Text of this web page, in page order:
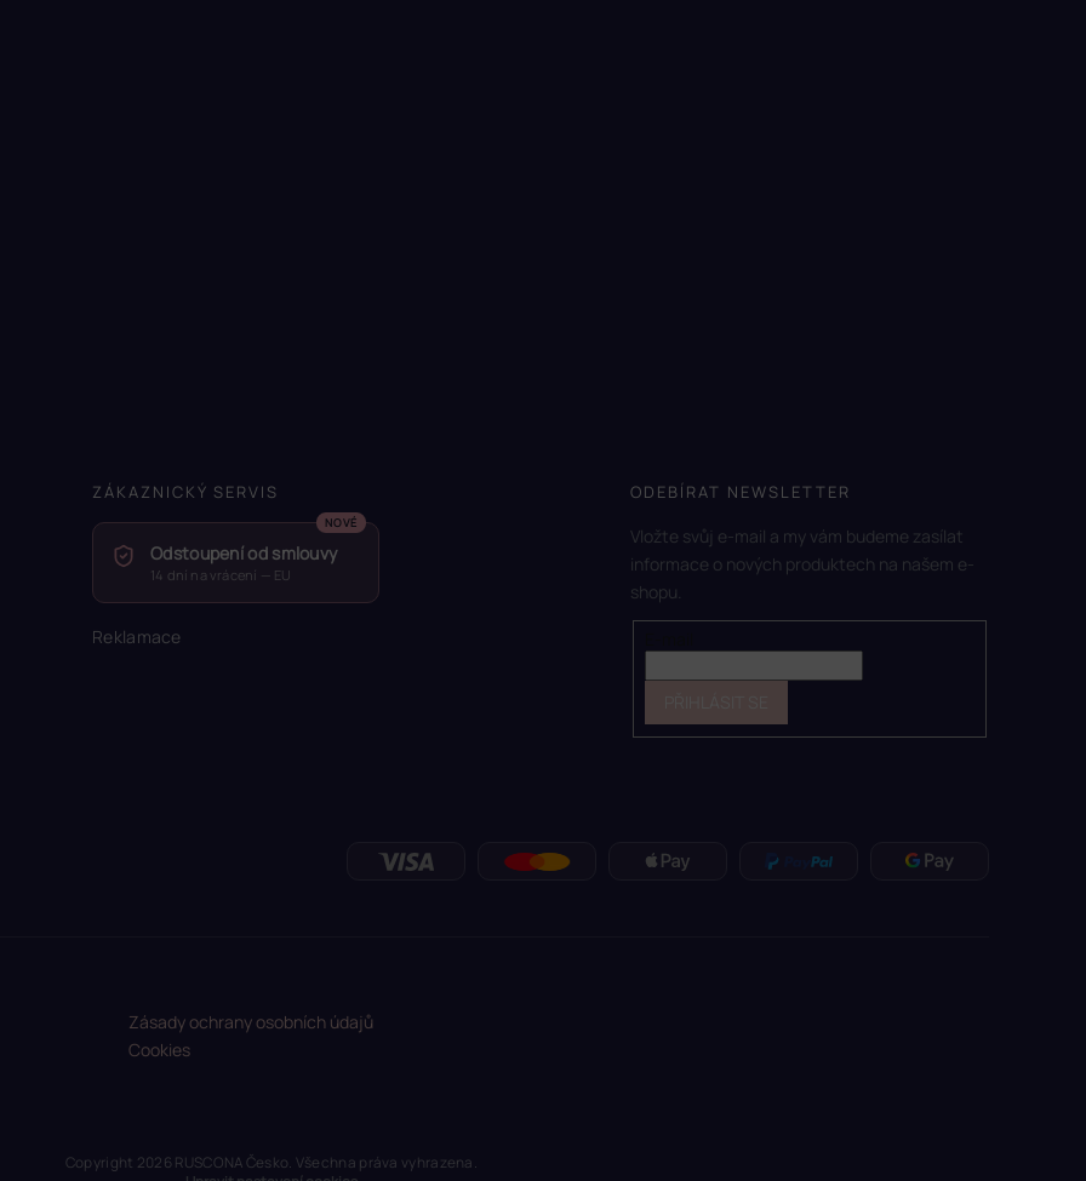
ZÁKAZNICKÝ SERVIS
Odstoupení od smlouvy
14 dní na vrácení — EU
Reklamace
ODEBÍRAT NEWSLETTER
Vložte svůj e-mail a my vám budeme zasílat
informace o nových produktech na našem e-
shopu.
Zásady ochrany osobních údajů
Cookies
Copyright 2026 RUSCONA Česko. Všechna práva vyhrazena.